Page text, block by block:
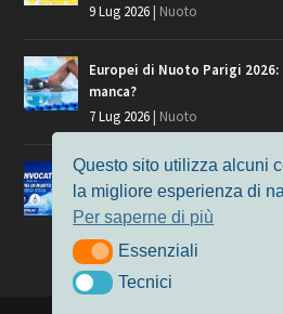
9 Lug 2026| Nuoto
Europei di Nuoto Parigi
manca?
7 Lug 2026| Nuoto
Europei di Nuoto, i convocati
3 Lug 2026|Nuoto
Questo sito utilizza alcuni
la migliore esperienza di
Per saperne di più
EssenzialiEssenziali
TecniciTecnici